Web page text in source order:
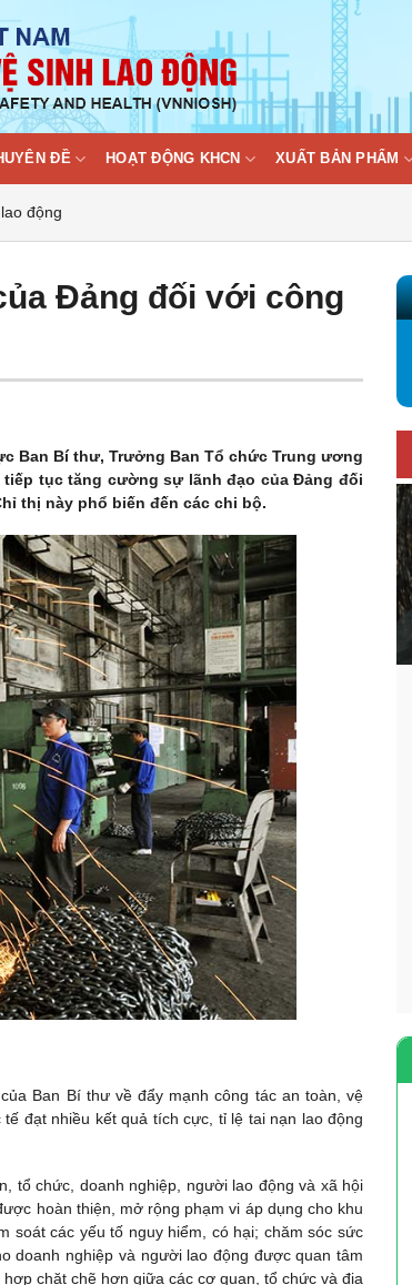
ĐỀ HOẠT ĐỘNG KHCN XUẤT BẢN PHẨM
động
Đảng đối với công
Ban Bí thư, Trưởng Ban Tổ chức Trung ương
tiếp tục tăng cường sự lãnh đạo của Đảng đối
thị này phổ biến đến các chi bộ.
Ban Bí thư về đẩy mạnh công tác an toàn, vệ
đạt nhiều kết quả tích cực, tỉ lệ tai nạn lao động
tổ chức, doanh nghiệp, người lao động và xã hội
hoàn thiện, mở rộng phạm vi áp dụng cho khu
soát các yếu tố nguy hiểm, có hại; chăm sóc sức
doanh nghiệp và người lao động được quan tâm
chặt chẽ hơn giữa các cơ quan, tổ chức và địa